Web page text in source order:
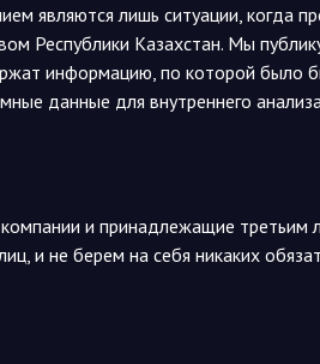
являются лишь ситуации, когда
Республики Казахстан. Мы
информацию, по которой было
данные для внутреннего
и принадлежащие третьим
и не берем на себя никаких